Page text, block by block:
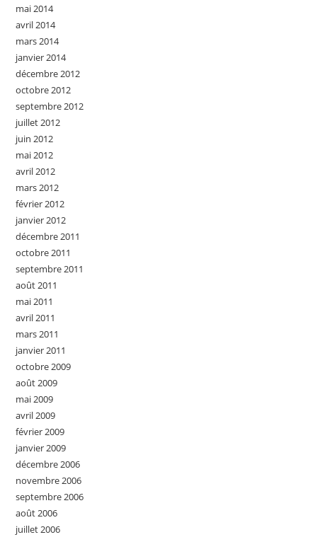
mai 2014
avril 2014
mars 2014
janvier 2014
décembre 2012
octobre 2012
septembre 2012
juillet 2012
juin 2012
mai 2012
avril 2012
mars 2012
février 2012
janvier 2012
décembre 2011
octobre 2011
septembre 2011
août 2011
mai 2011
avril 2011
mars 2011
janvier 2011
octobre 2009
août 2009
mai 2009
avril 2009
février 2009
janvier 2009
décembre 2006
novembre 2006
septembre 2006
août 2006
juillet 2006